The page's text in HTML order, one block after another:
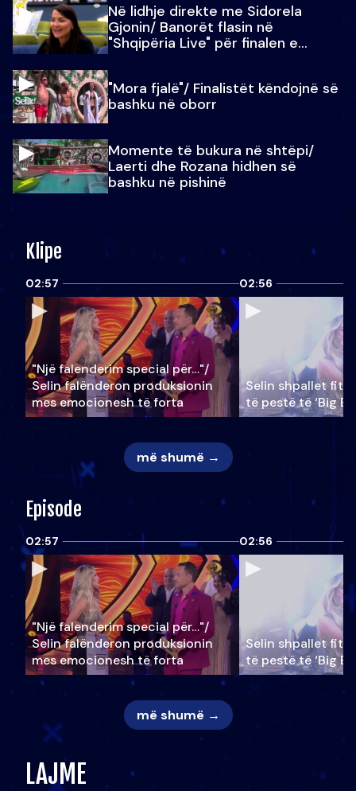
Në lidhje direkte me Sidorela
Gjonin/ Banorët flasin në
"Shqipëria Live" për finalen e
"Mora fjalë"/ Finalistët këndojnë së
bashku në oborr
Momente të bukura në shtëpi/
Laerti dhe Rozana hidhen së
bashku në pishinë
Klipe
02:57
"Një falenderim special për…"/
Selin falënderon produksionin
mes emocionesh të forta
02:56
Selin shpallet
të pestë të ‘Big
më shumë →
Episode
02:57
"Një falenderim special për…"/
Selin falënderon produksionin
mes emocionesh të forta
02:56
Selin shpallet
të pestë të ‘Big
më shumë →
LAJME